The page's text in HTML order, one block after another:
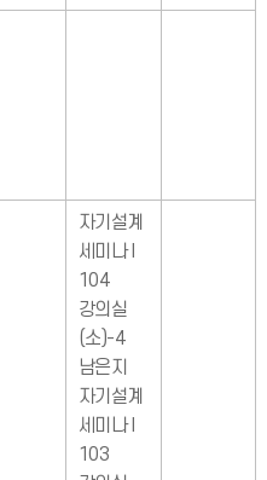
자기설계
세미나 I
104
강의실
(소)-4
남은지
자기설계
세미나 I
103